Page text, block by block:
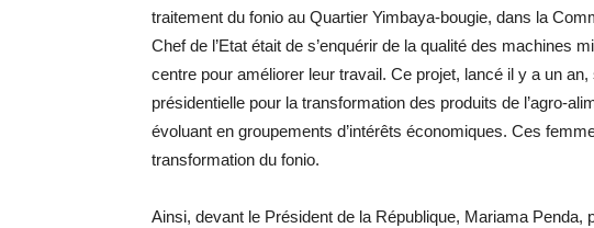
traitement du fonio au Quartier Yimbaya-bougie, dans la
Chef de l’Etat était de s’enquérir de la qualité des machines
centre pour améliorer leur travail. Ce projet, lancé il y a un
présidentielle pour la transformation des produits de l’agro-
évoluant en groupements d’intérêts économiques. Ces
transformation du fonio.
Ainsi, devant le Président de la République, Mariama Penda,